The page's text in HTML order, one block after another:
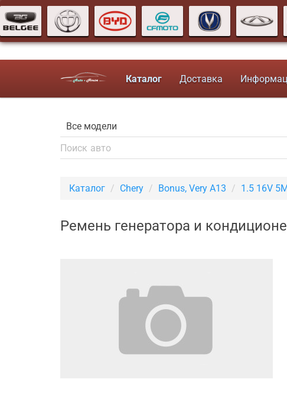
Каталог Доставка
Каталог Chery Bonus, Very A13 1.5 16V
Ремень генератора и